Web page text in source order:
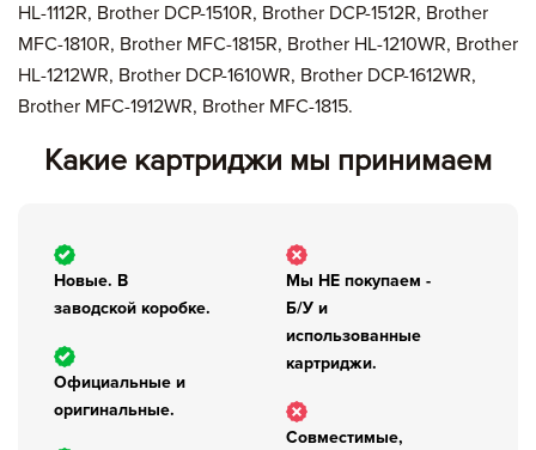
HL-1112R, Brother DCP-1510R, Brother DCP-1512R, Brother
MFC-1810R, Brother MFC-1815R, Brother HL-1210WR, Brother
HL-1212WR, Brother DCP-1610WR, Brother DCP-1612WR,
Brother MFC-1912WR, Brother MFC-1815.
Какие картриджи мы принимаем
Новые. В
заводской коробке.
Официальные и
оригинальные.
Мы НЕ покупаем -
Б/У и
использованные
картриджи.
Совместимые,
Итого:
картриджей на сумму:
null руб.